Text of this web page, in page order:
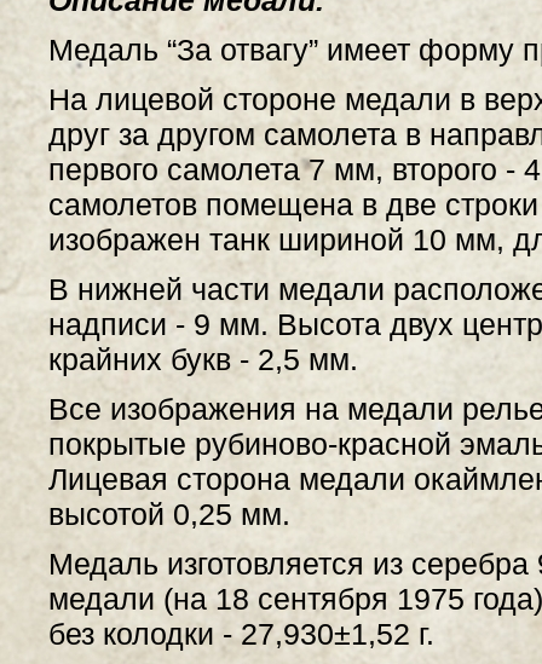
Медаль “За отвагу” имеет форму
На лицевой стороне медали в
друг за другом самолета в
первого самолета 7 мм, второго -
самолетов помещена в две
изображен танк шириной 10 мм,
В нижней части медали
надписи - 9 мм. Высота двух
крайних букв - 2,5 мм.
Все изображения на медали
покрытые рубиново-красной
Лицевая сторона медали
высотой 0,25 мм.
Медаль изготовляется из
медали (на 18 сентября 1975
без колодки - 27,930±1,52 г.